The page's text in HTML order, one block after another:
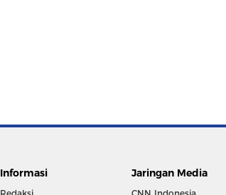
Informasi Jaringan Media